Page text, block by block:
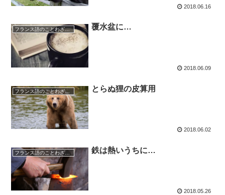
2018.06.16
フランス語のことわざ・慣用句 覆水盆に…
2018.06.09
フランス語のことわざ・慣用句 とらぬ狸の皮算用
2018.06.02
フランス語のことわざ・慣用句 鉄は熱いうちに…
2018.05.26